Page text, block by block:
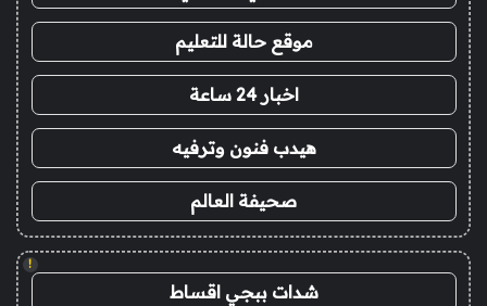
موقع حالة للتعليم
اخبار 24 ساعة
هيدب فنون وترفيه
صحيفة العالم
!
شدات ببجي اقساط